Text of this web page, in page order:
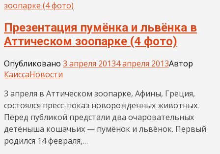
Презентация пумёнка и львёнка в
Аттическом зоопарке (4 фото)
Опубликовано 3 апреля 20134 апреля 2013Автор
КаиссаНовости
3 апреля в Аттическом зоопарке, Афины, Греция,
состоялся пресс-показ новорожденных животных.
Перед публикой предстали два очаровательных
детёныша кошачьих — пумёнок и львёнок. Первый
родился 14 февраля,…